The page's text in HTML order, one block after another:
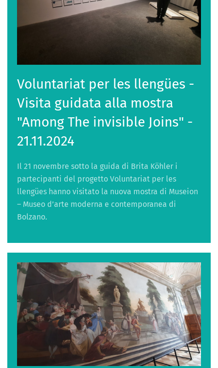
Voluntariat per les llengües -
Visita guidata alla mostra
"Among The invisible Joins" -
21.11.2024
Il 21 novembre sotto la guida di Brita Köhler i
partecipanti del progetto Voluntariat per les
llengües hanno visitato la nuova mostra di Museion
– Museo d’arte moderna e contemporanea di
Bolzano.